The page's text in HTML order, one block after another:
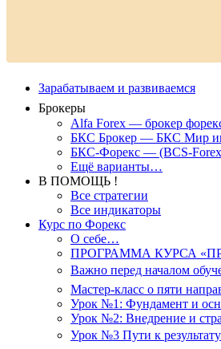
Зарабатываем и развиваемся
Брокеры
Alfa Forex — брокер
БКС Брокер — БКС Мир
БКС-Форекс — (BCS-
Ещё варианты…
В ПОМОЩЬ !
Все стратегии
Все индикаторы
Курс по Форекс
О себе…
ПРОГРАММА КУРСА
Важно перед началом
Мастер-класс о пяти
Урок №1: Фундамент и
Урок №2: Внедрение и
Урок №3 Пути к результату